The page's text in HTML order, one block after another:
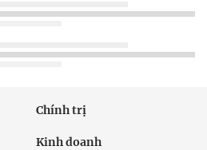
Chính trị
Kinh doanh